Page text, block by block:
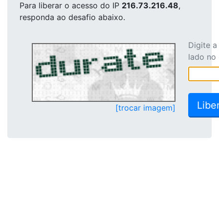
Para liberar o acesso do IP 216.73.216.48,
responda ao desafio abaixo.
[trocar imagem]
Digite
lado no